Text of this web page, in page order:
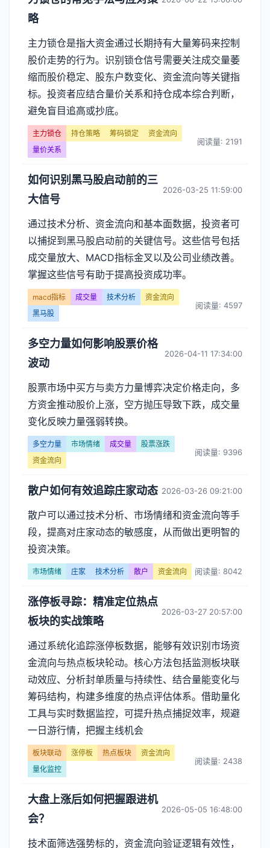
略
主力锁仓是指大资金通过长期持有大量筹码来控制
股价走势的行为。识别锁仓信号需要关注成交量萎
缩而股价稳定、股东户数变化、资金流向等关键指
标。投资者应结合量价关系和持仓成本综合判断，
避免盲目追高或抄底。
主力锁仓 持仓策略 筹码锁定
资金流向
量价关系
阅读量: 2191
如何识别黑马股启动前的三
大信号
2026-03-25 11:59:00
通过技术分析、资金流向和基本面数据，投资者可
以捕捉到黑马股启动前的关键信号。这些信号包括
成交量放大、MACD指标金叉以及公司业绩改善。
掌握这些信号有助于提高投资成功率。
macd指标 成交量 技术分析
资金流向
黑马股
阅读量: 4597
多空力量如何影响股票价格
波动
2026-04-11 17:34:00
股票市场中买方与卖方力量博弈决定价格走向，多
方资金推动股价上涨，空方抛压导致下跌，成交量
变化反映力量强弱转换。
多空力量 市场情绪 成交量
股票涨跌
资金流向
阅读量: 9396
散户如何有效追踪庄家动态 2026-03-26 09:21:00
散户可以通过技术分析、市场情绪和资金流向等手
段，提高对庄家动态的敏感度，从而做出更明智的
投资决策。
市场情绪 庄家 技术分析 散户 资金流向 阅读量: 8042
涨停板寻踪：精准定位热点
板块的实战策略
2026-03-27 20:57:00
通过系统化追踪涨停板数据，能够有效识别市场资
金流向与热点板块轮动。核心方法包括监测板块联
动效应、分析封单质量与持续性、结合量能变化与
筹码结构，构建多维度的热点评估体系。借助量化
工具与实时数据监控，可提升热点捕捉效率，规避
一日游行情，把握主线机会
板块联动 涨停板 热点板块
资金流向
量化监控
阅读量: 2438
大盘上涨后如何把握跟进机
会？
2026-05-05 16:48:00
技术面筛选强势标的，资金流向验证逻辑有效性，